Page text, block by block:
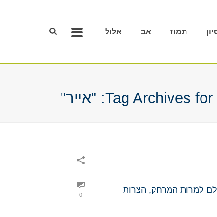
תמוז אב אלול
Tag Archives for: "אייר"
0
למרות המרחק, הצרות